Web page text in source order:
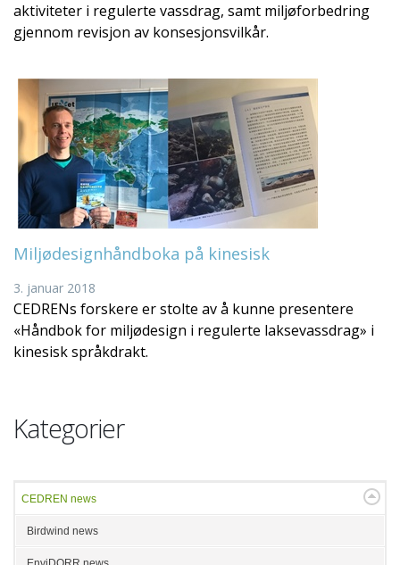
aktiviteter i regulerte vassdrag, samt miljøforbedring
gjennom revisjon av konsesjonsvilkår.
Miljødesignhåndboka på kinesisk
3. januar 2018
CEDRENs forskere er stolte av å kunne presentere
«Håndbok for miljødesign i regulerte laksevassdrag» i
kinesisk språkdrakt.
Kategorier
CEDREN news
Birdwind news